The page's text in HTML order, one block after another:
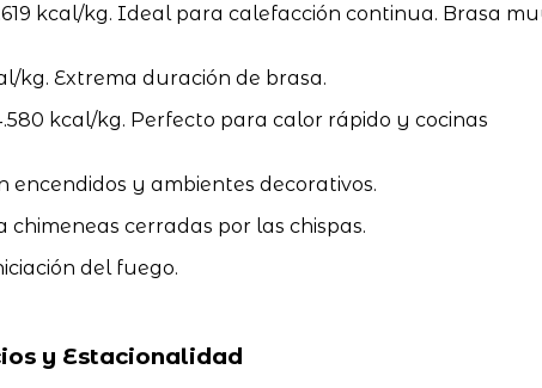
kcal/kg. Ideal para calefacción continua. Brasa
kg. Extrema duración de brasa.
kcal/kg. Perfecto para calor rápido y cocinas
encendidos y ambientes decorativos.
chimeneas cerradas por las chispas.
del fuego.
y Estacionalidad